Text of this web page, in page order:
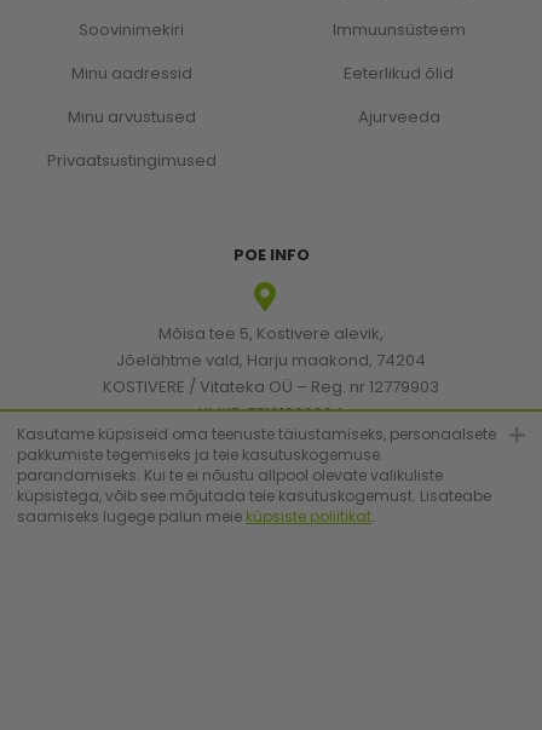
Soovinimekiri
Minu aadressid
Minu arvustused
Privaatsustingimused
Immuunsüsteem
Eeterlikud õlid
Ajurveeda
POE INFO
Mõisa tee 5, Kostivere alevik,
Jõelähtme vald, Harju maakond, 74204
KOSTIVERE / Vitateka OÜ – Reg. nr 12779903
KMKR: EE101830894
[email protected]
Kasutame küpsiseid oma teenuste täiustamiseks, personaalsete
pakkumiste tegemiseks ja teie kasutuskogemuse
parandamiseks. Kui te ei nõustu allpool olevate valikuliste
küpsistega, võib see mõjutada teie kasutuskogemust. Lisateabe
saamiseks lugege palun meie küpsiste poliitikat.